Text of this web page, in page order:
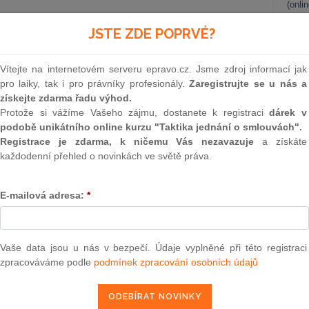
právní úpravy a judikatury k právu společníka
informace podle § 155 a § 156 zákona o obchodních
rozhodnutí Nejvyššího soudu, podle nichž je informační
akciové společnosti a zahrnuje i přístup k
č.
na valné hromadě i mimo ni požadovat od jednatelů
společnosti a kontrolovat údaje v nich obsažené. Už z
„vysvětlení“ na valné hromadě, ale o průběžné
JSTE ZDE POPRVÉ?
Vítejte na internetovém serveru epravo.cz. Jsme zdroj informací jak
pro laiky, tak i pro právníky profesionály.Zaregistrujte se u nás a
získejte zdarma řadu výhod.
Protože si vážíme Vašeho zájmu, dostanete k registracidárek v
podobě unikátního online kurzu "Taktika jednání o smlouvách".
Registrace je zdarma, k ničemu Vás nezavazuje a získáte
každodenní přehled o novinkách ve světě práva.
E-mailová adresa: *
Vaše data jsou u nás v bezpečí. Údaje vyplněné při této registraci
zpracováváme podle podmínek zpracování osobních údajů